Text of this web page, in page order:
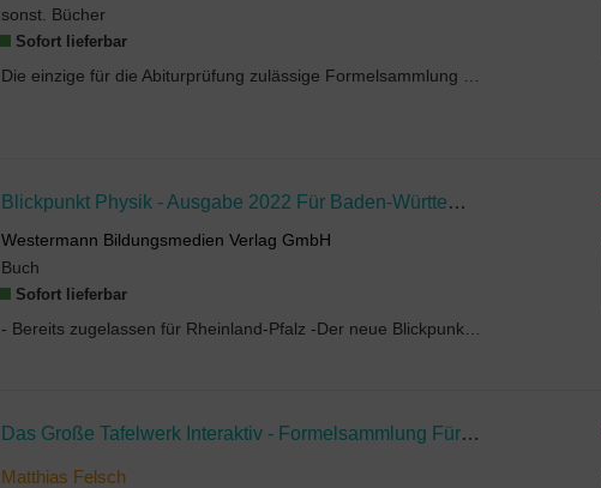
sonst. Bücher
Sofort lieferbar
Blickpunkt Physik - Ausgabe 2022 Für Baden-Württemberg, Hessen Und Rheinland-Pfalz
Westermann Bildungsmedien Verlag GmbH
Buch
Sofort lieferbar
Das Große Tafelwerk Interaktiv - Formelsammlung Für Die Sekundarstufen I Und II - Allgemeine Ausgabe
Matthias Felsch